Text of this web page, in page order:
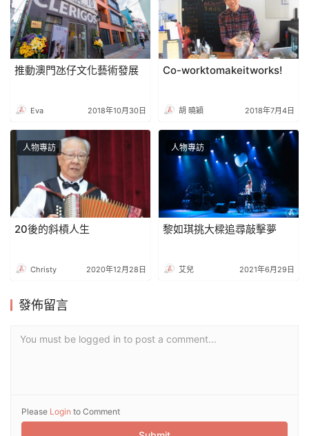
推動澳門氹仔文化藝術發展
Eva 2018年10月30日
Co-worktomakeitworks!
胡 曉穎 2018年7月4日
人物專訪
20後的斜槓人生
Christy 2020年12月28日
人物專訪
黎如琪挑大樑追尋敲擊夢
艾兒 2021年6月29日
發佈留言
You must be logged in to post a comment...
Please Login to Comment